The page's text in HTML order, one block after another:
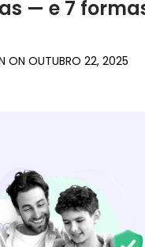
— e 7
ON OUTUBRO 22, 2025